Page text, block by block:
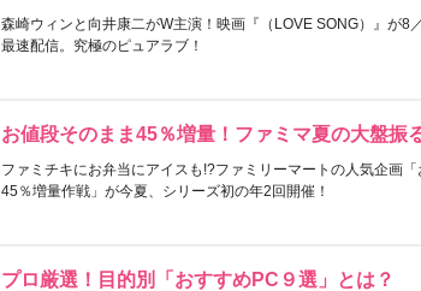
森崎ウィンと向井康二がW主演！映画『（LOVE SONG）』が8
最速配信。究極のピュアラブ！
お値段そのまま45％増量！ファミマ夏の大盤振
ファミチキにお弁当にアイスも!?ファミリーマートの人気企画
45％増量作戦」が今夏、シリーズ初の年2回開催！
プロ厳選！目的別「おすすめPC９選」とは？